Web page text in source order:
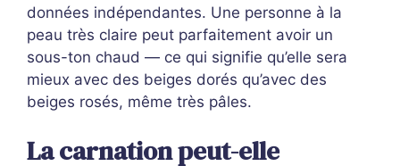
données indépendantes. Une personne à la
peau très claire peut parfaitement avoir un
sous-ton chaud — ce qui signifie qu’elle sera
mieux avec des beiges dorés qu’avec des
beiges rosés, même très pâles.
La carnation peut-elle